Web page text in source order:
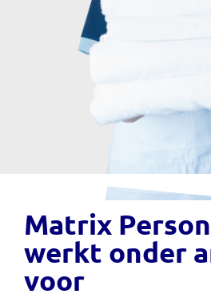
Matrix
werkt onder
voor